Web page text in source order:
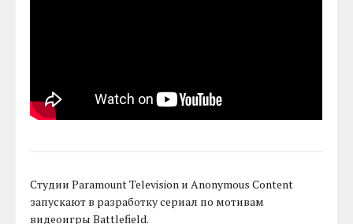
Студии Paramount Television и Anonymous Content
запускают в разработку сериал по мотивам
видеоигры Battlefield.